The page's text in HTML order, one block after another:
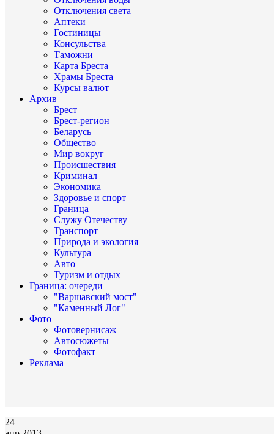
Отключения света
Аптеки
Гостиницы
Консульства
Таможни
Карта Бреста
Храмы Бреста
Курсы валют
Архив
Брест
Брест-регион
Беларусь
Общество
Мир вокруг
Происшествия
Криминал
Экономика
Здоровье и спорт
Граница
Служу Отечеству
Транспорт
Природа и экология
Культура
Авто
Туризм и отдых
Граница: очереди
"Варшавский мост"
"Каменный Лог"
Фото
Фотовернисаж
Автосюжеты
Фотофакт
Реклама
24